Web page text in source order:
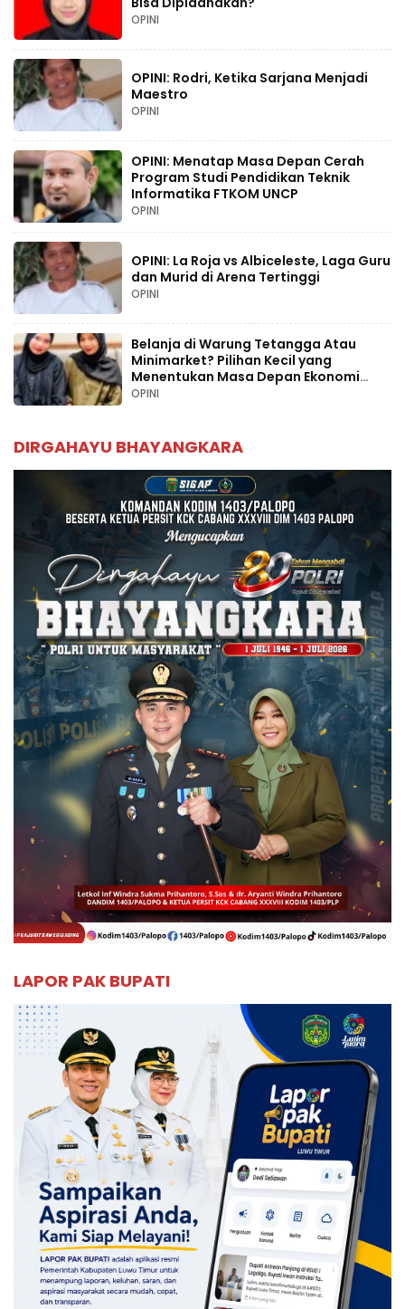
OPINI
OPINI: Rodri, Ketika Sarjana Menjadi
Maestro
OPINI
OPINI: Menatap Masa Depan Cerah
Program Studi Pendidikan Teknik
Informatika FTKOM UNCP
OPINI
OPINI: La Roja vs Albiceleste, Laga Guru
dan Murid di Arena Tertinggi
OPINI
Belanja di Warung Tetangga Atau
Minimarket? Pilihan Kecil yang
Menentukan Masa Depan Ekonomi
Palopo
OPINI
DIRGAHAYU BHAYANGKARA
LAPOR PAK BUPATI